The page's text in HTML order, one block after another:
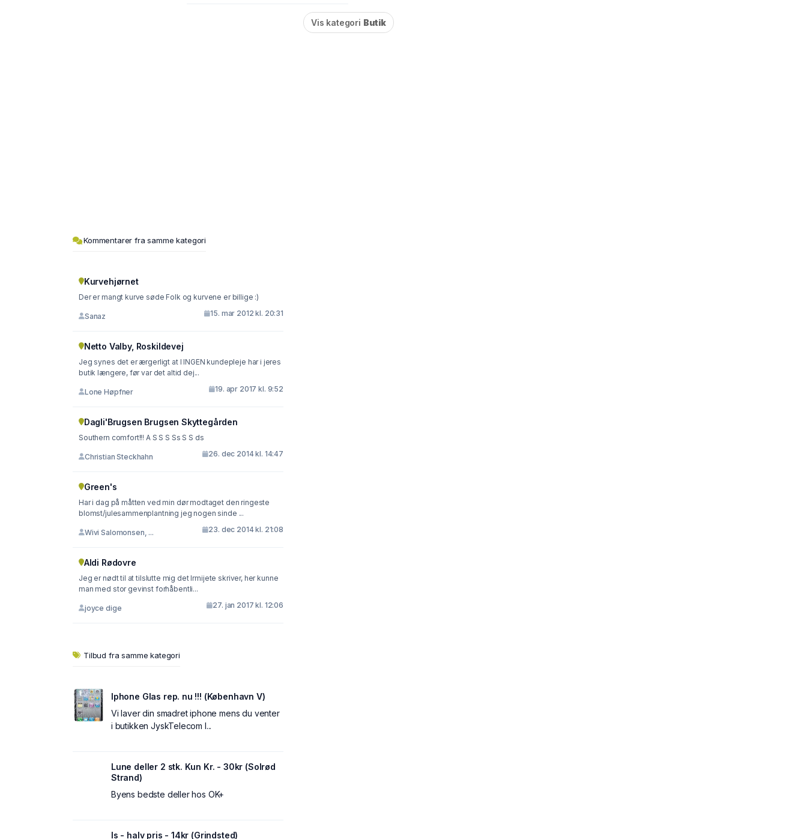
Vis kategori Butik
Kommentarer fra samme kategori
Kurvehjørnet
Der er mangt kurve søde Folk og kurvene er billige :)
Sanaz 15. mar 2012 kl. 20:31
Netto Valby, Roskildevej
Jeg synes det er ærgerligt at I INGEN kundepleje har i jeres
butik længere, før var det altid dej...
Lone Høpfner 19. apr 2017 kl. 9:52
Dagli'Brugsen Brugsen Skyttegården
Southern comfort!!! A S S S Ss S S ds
Christian Steckhahn 26. dec 2014 kl. 14:47
Green's
Har i dag på måtten ved min dør modtaget den ringeste
blomst/julesammenplantning jeg nogen sinde ...
Wivi Salomonsen, ... 23. dec 2014 kl. 21:08
Aldi Rødovre
Jeg er nødt til at tilslutte mig det Irmijete skriver, her kunne
man med stor gevinst forhåbentli...
joyce dige 27. jan 2017 kl. 12:06
Tilbud fra samme kategori
Iphone Glas rep. nu !!! (København V)
Vi laver din smadret iphone mens du venter
i butikken JyskTelecom I...
Lune deller 2 stk. Kun Kr. - 30kr (Solrød
Strand)
Byens bedste deller hos OK+
Is - halv pris - 14kr (Grindsted)